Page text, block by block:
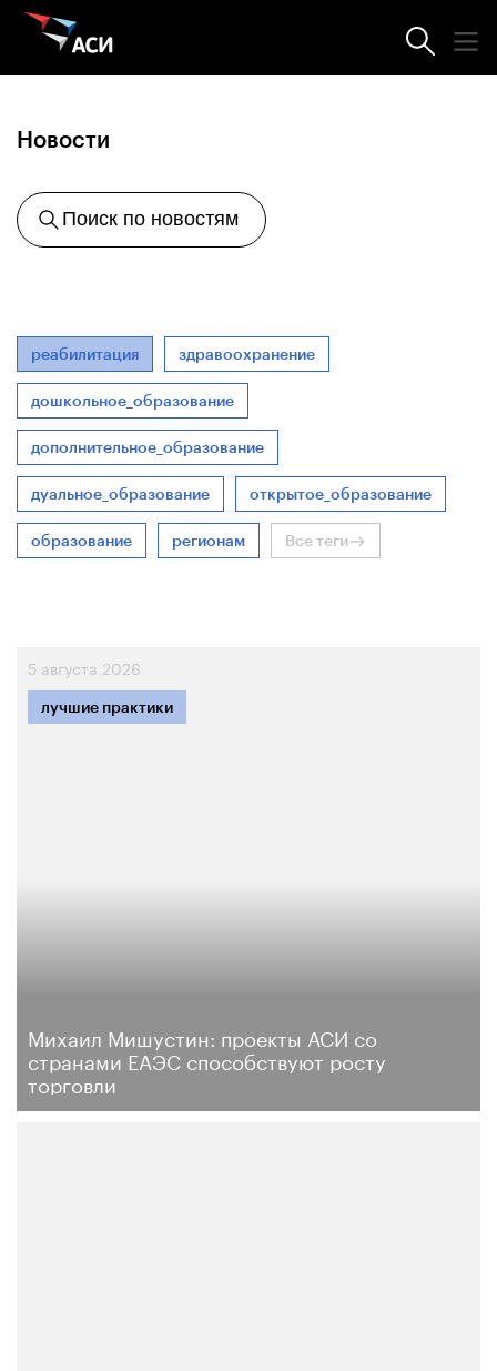
Агентство
Новости
Поиск по новостям
реабилитация здравоохранение
дошкольное_образование
дополнительное_образование
дуальное_образование открытое_образование
образование регионам Все теги
5 августа 2026
Михаил Мишустин: проекты АСИ со
странами ЕАЭС способствуют росту
торговли
лучшие практики